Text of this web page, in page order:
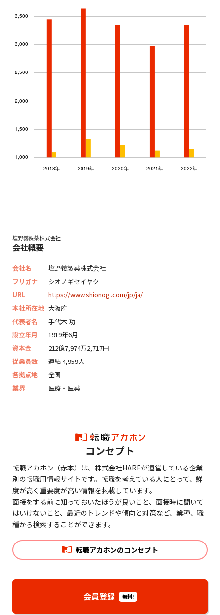
塩野義製薬株式会社
会社概要
会社名
塩野義製薬株式会社
フリガナ
シオノギセイヤク
URL
https://www.shionogi.com/jp/ja/
本社所在地 大阪府
代表者名
手代木 功
設立年月
1919年6月
資本金
212億7,974万2,717円
従業員数
連結 4,959人
各拠点地
全国
業界
医療・医薬
コンセプト
転職アカホン（赤本）は、株式会社HAREが運営している企業
別の転職用情報サイトです。転職を考えている人にとって、鮮
度が高く重要度が高い情報を掲載しています。
面接をする前に知っておいたほうが良いこと、面接時に聞いて
はいけないこと、最近のトレンドや傾向と対策など、業種、職
種から検索することができます。
転職アカホンのコンセプト
会員登録 無料!